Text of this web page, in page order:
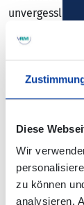
Diese
Wir
zu können
analysieren.
und
“Spot an für
FISCHER &
seit über 20